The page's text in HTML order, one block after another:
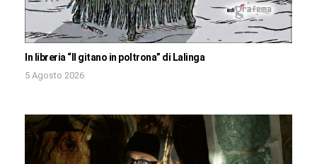
In libreria “Il gitano in poltrona” di Lalinga
5 Agosto 2026